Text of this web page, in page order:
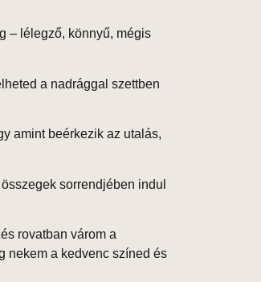
– lélegző, könnyű, mégis
a nadrággal szettben
amint beérkezik az utalás,
sorrendjében indul
rovatban várom a
nekem a kedvenc színed és